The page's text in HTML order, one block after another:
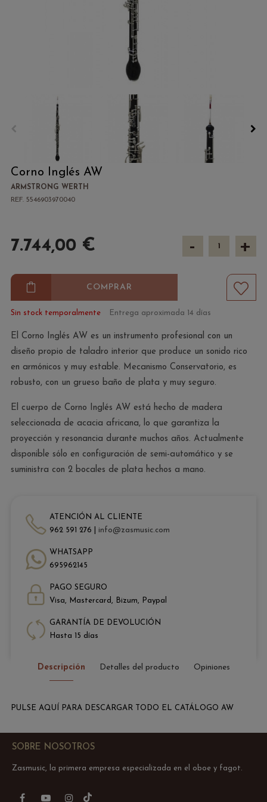
Corno Inglés AW
ARMSTRONG WERTH
REF. 5546903970040
7.744,00 € - +
COMPRAR
Sin stock temporalmente Entrega aproximada 14 días
El Corno Inglés AW es un instrumento profesional con un
diseño propio de taladro interior que produce un sonido rico
en armónicos y muy estable. Mecanismo Conservatorio, es
robusto, con un grueso baño de plata y muy seguro.
El cuerpo de Corno Inglés AW está hecho de madera
seleccionada de acacia africana, lo que garantiza la
proyección y resonancia durante muchos años. Actualmente
disponible sólo en configuración de semi-automático y se
suministra con 2 bocales de plata hechos a mano.
ATENCIÓN AL CLIENTE
962 591 276 | info@zasmusic.com
WHATSAPP
695962145
PAGO SEGURO
Visa, Mastercard, Bizum, Paypal
GARANTÍA DE DEVOLUCIÓN
Hasta 15 días
Descripción Detalles del producto Opiniones
PULSE AQUÍ PARA DESCARGAR TODO EL CATÁLOGO AW
SOBRE NOSOTROS
Zasmusic, la primera empresa especializada en el oboe y fagot.
FacebookYouTubeInstagram